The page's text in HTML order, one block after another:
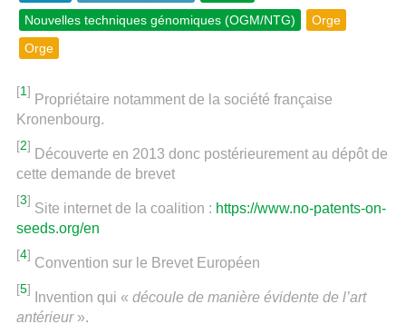
Nouvelles techniques génomiques (OGM/NTG)
Orge
Orge
[1]
Propriétaire notamment de la société française
Kronenbourg.
[2]
Découverte en 2013 donc postérieurement au dépôt de
cette demande de brevet
[3]
Site internet de la coalition : https://www.no-patents-on-
seeds.org/en
[4]
Convention sur le Brevet Européen
[5]
Invention qui « découle de manière évidente de l’art
antérieur».